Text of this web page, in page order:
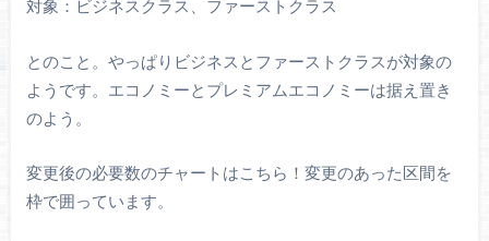
対象：ビジネスクラス、ファーストクラス
とのこと。やっぱりビジネスとファーストクラスが対象の
ようです。エコノミーとプレミアムエコノミーは据え置き
のよう。
変更後の必要数のチャートはこちら！変更のあった区間を
枠で囲っています。